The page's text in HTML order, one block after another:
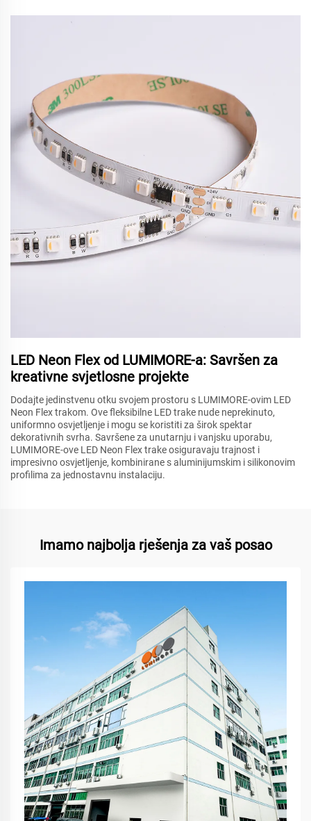
LED Neon Flex od LUMIMORE-a: Savršen za
kreativne svjetlosne projekte
Dodajte jedinstvenu otku svojem prostoru s LUMIMORE-ovim LED
Neon Flex trakom. Ove fleksibilne LED trake nude neprekinuto,
uniformno osvjetljenje i mogu se koristiti za širok spektar
dekorativnih svrha. Savršene za unutarnju i vanjsku uporabu,
LUMIMORE-ove LED Neon Flex trake osiguravaju trajnost i
impresivno osvjetljenje, kombinirane s aluminijumskim i silikonovim
profilima za jednostavnu instalaciju.
Imamo najbolja rješenja za vaš posao